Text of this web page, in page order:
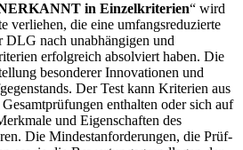
in Einzelkriterien“ wird
verliehen, die eine umfangsreduzierte
DLG nach unabhängigen und
erfolgreich absolviert haben. Die
besonderer Innovationen und
Der Test kann Kriterien aus
enthalten oder sich auf
und Eigenschaften des
Die Mindestanforderungen, die Prüf­